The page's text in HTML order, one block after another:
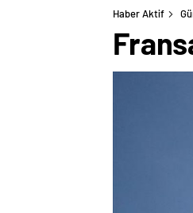
Haber Aktif